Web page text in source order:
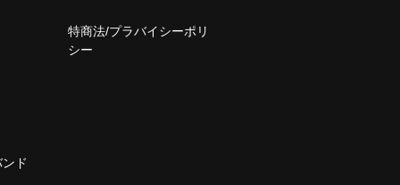
特商法/プラバイシーポリ
シー
ド